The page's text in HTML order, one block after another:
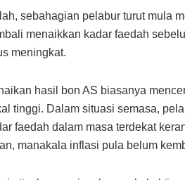
sebahagian pelabur turut mula
menaikkan kadar faedah
meningkat.
hasil bon AS biasanya
tinggi. Dalam situasi semasa,
faedah dalam masa terdekat
manakala inflasi pula belum